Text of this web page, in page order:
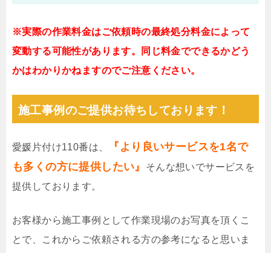
※実際の作業料金はご依頼時の最終処分料金によって
変動する可能性があります。同じ料金でできるかどう
かはわかりかねますのでご注意ください。
施工事例のご提供お待ちしております！
愛媛片付け110番は、
『より良いサービスを1名で
も多くの方に提供したい』
そんな想いでサービスを
提供しております。
お客様から施工事例として作業現場のお写真を頂くこ
とで、これからご依頼される方の参考になると思いま